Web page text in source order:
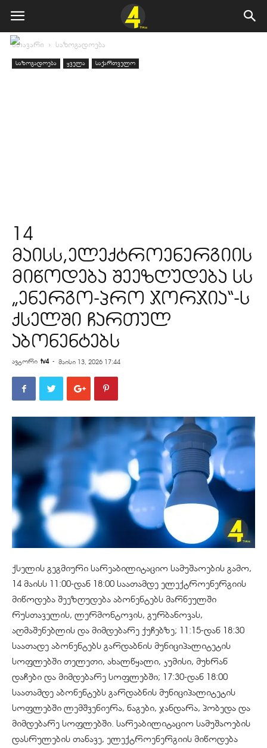
მთავარი საზოგადოება
საზოგადოება ყველა საქართველო
14
მაისს,ელექტროენერგიის
მიწოდება შეეზღუდება სს
„ენერგო-პრო ჯორჯია“-ს
ქსელში ჩართულ
აბონენტებს
ავტორი tv4 - მაისი 13, 2026 17:44
ქსელის გეგმიური სარეაბილიტაციო სამუშაოების გამო,
14 მაისს 11:00-დან 18:00 საათამდე ელექტროენერგიის
მიწოდება შეეზღუდება აბონენტებს მარნეულში
რუსთაველის, ლერმონტოვის, გურბანოვას,
აღმაშენებლის და მიმდებარე ქუჩებზე; 11:15-დან 18:30
საათადე აბონენტებს გარდაბნის მუნიციპალიტეტის
სოფლებში თელეთი, ახალწყალი, კუმისი, მუხრან
დაჩები და მიმდებარე სოფლებში; 17:30-დან 18:00
საათამდე აბონენტებს გარდაბნის მუნიციპალიტეტის
სოფლებში ლემშვენიერა, ნაგები, ჯანდარა, პობედა და
მიმდებარე სოფლებში. სარეაბილიტაციო სამუშაოების
დასრულების თანავე, ელექტროენერგიის მიწოდება